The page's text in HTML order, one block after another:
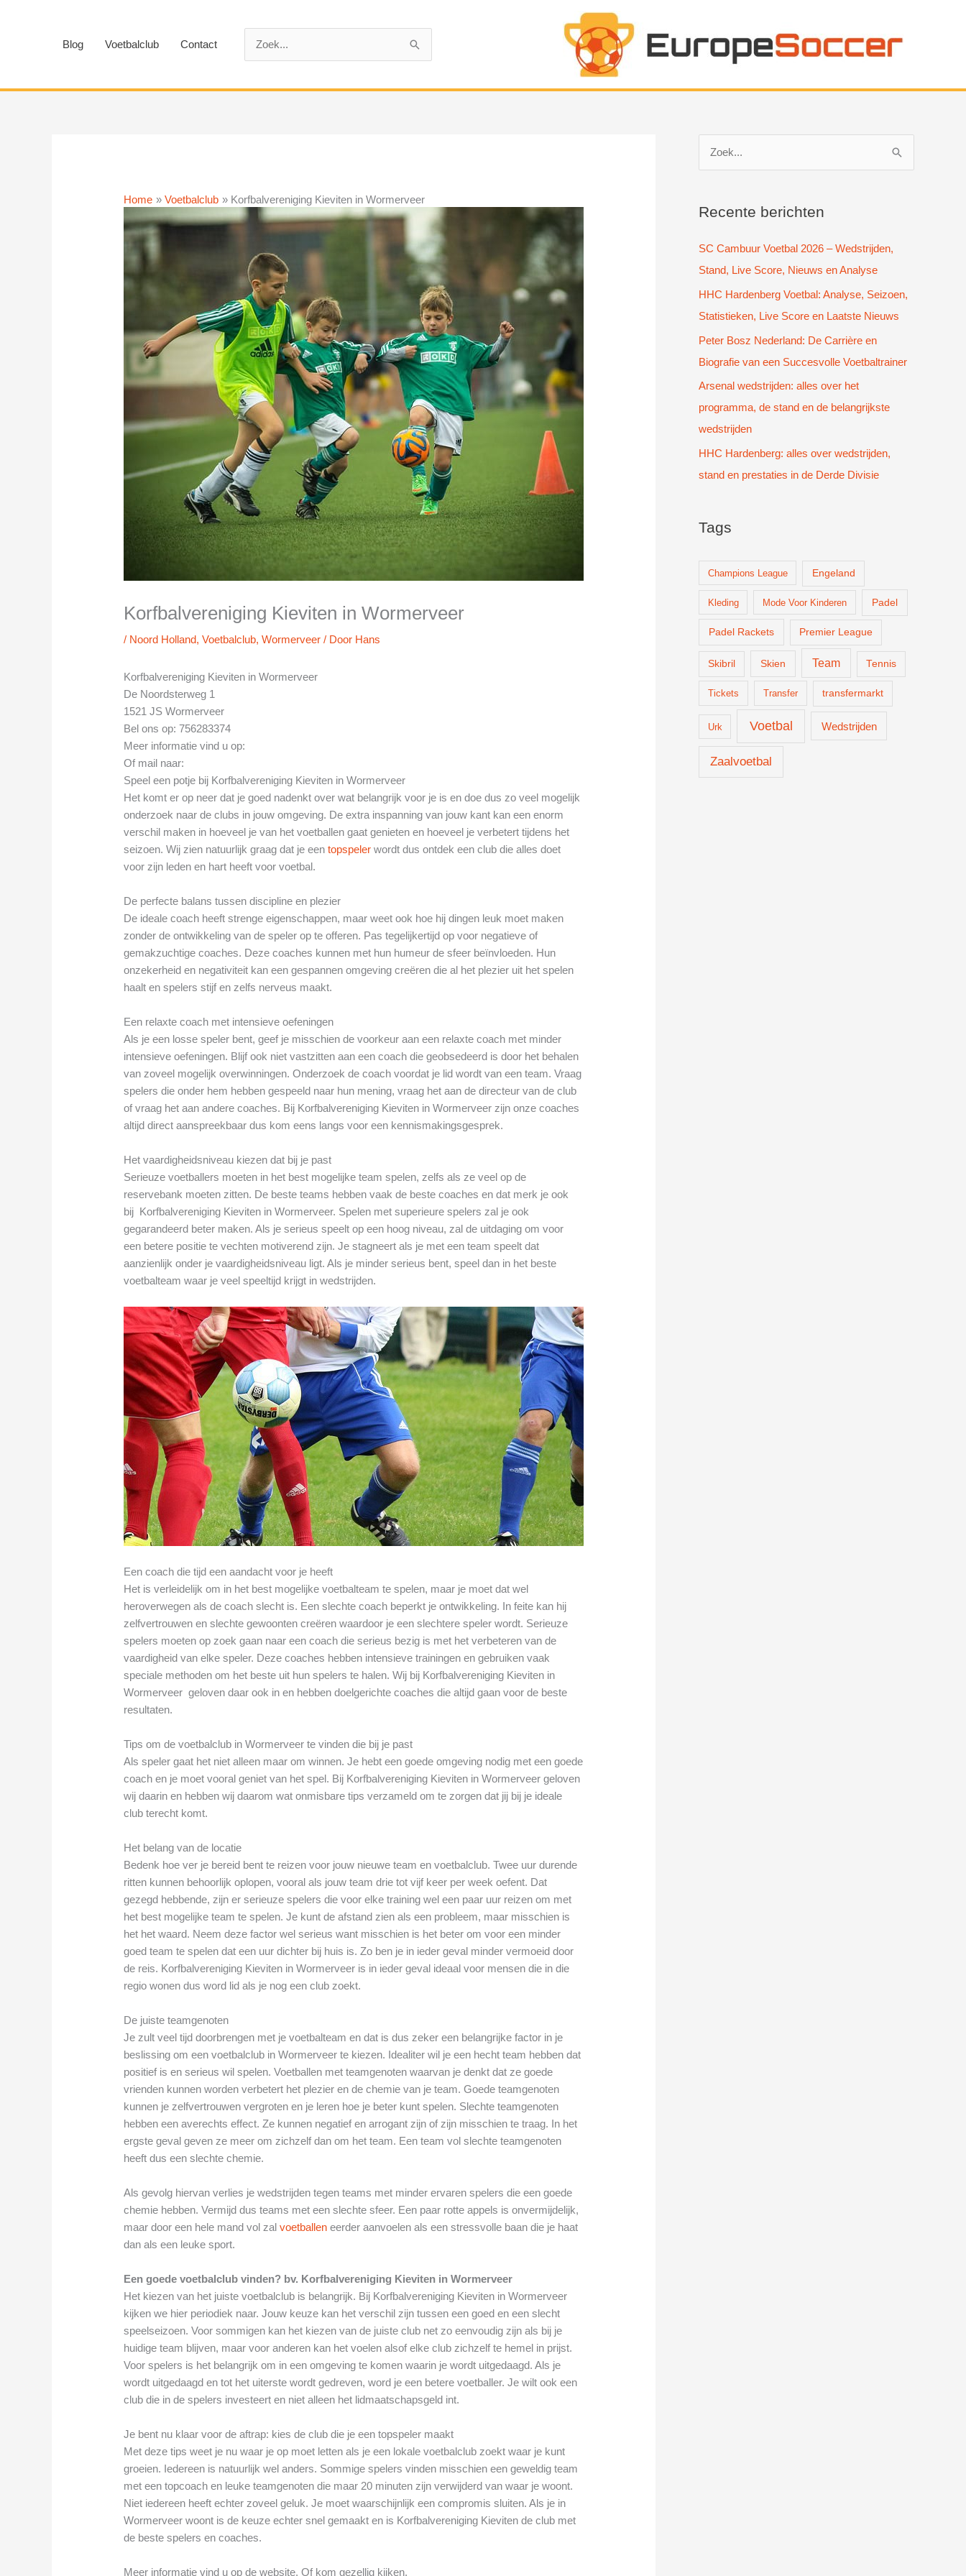
Blog Voetbalclub Contact
Home Voetbalclub Korfbalvereniging Kieviten in Wormerveer
Korfbalvereniging Kieviten in Wormerveer
/ Noord Holland,Voetbalclub,Wormerveer / Door Hans
Korfbalvereniging Kieviten in Wormerveer
De Noordsterweg 1
1521 JS Wormerveer
Bel ons op: 756283374
Meer informatie vind u op:
Of mail naar:
Speel een potje bij Korfbalvereniging Kieviten in Wormerveer
Het komt er op neer dat je goed nadenkt over wat belangrijk voor je is en doe dus zo veel mogelijk
onderzoek naar de clubs in jouw omgeving. De extra inspanning van jouw kant kan een enorm
verschil maken in hoeveel je van het voetballen gaat genieten en hoeveel je verbetert tijdens het
seizoen. Wij zien natuurlijk graag dat je eentopspeler wordt dus ontdek een club die alles doet
voor zijn leden en hart heeft voor voetbal.
De perfecte balans tussen discipline en plezier
De ideale coach heeft strenge eigenschappen, maar weet ook hoe hij dingen leuk moet maken
zonder de ontwikkeling van de speler op te offeren. Pas tegelijkertijd op voor negatieve of
gemakzuchtige coaches. Deze coaches kunnen met hun humeur de sfeer beïnvloeden. Hun
onzekerheid en negativiteit kan een gespannen omgeving creëren die al het plezier uit het spelen
haalt en spelers stijf en zelfs nerveus maakt.
Een relaxte coach met intensieve oefeningen
Als je een losse speler bent, geef je misschien de voorkeur aan een relaxte coach met minder
intensieve oefeningen. Blijf ook niet vastzitten aan een coach die geobsedeerd is door het behalen
van zoveel mogelijk overwinningen. Onderzoek de coach voordat je lid wordt van een team. Vraag
spelers die onder hem hebben gespeeld naar hun mening, vraag het aan de directeur van de club
of vraag het aan andere coaches. Bij Korfbalvereniging Kieviten in Wormerveer zijn onze coaches
altijd direct aanspreekbaar dus kom eens langs voor een kennismakingsgesprek.
Het vaardigheidsniveau kiezen dat bij je past
Serieuze voetballers moeten in het best mogelijke team spelen, zelfs als ze veel op de
reservebank moeten zitten. De beste teams hebben vaak de beste coaches en dat merk je ook
bij Korfbalvereniging Kieviten in Wormerveer. Spelen met superieure spelers zal je ook
gegarandeerd beter maken. Als je serieus speelt op een hoog niveau, zal de uitdaging om voor
een betere positie te vechten motiverend zijn. Je stagneert als je met een team speelt dat
aanzienlijk onder je vaardigheidsniveau ligt. Als je minder serieus bent, speel dan in het beste
voetbalteam waar je veel speeltijd krijgt in wedstrijden.
Een coach die tijd een aandacht voor je heeft
Het is verleidelijk om in het best mogelijke voetbalteam te spelen, maar je moet dat wel
heroverwegen als de coach slecht is. Een slechte coach beperkt je ontwikkeling. In feite kan hij
zelfvertrouwen en slechte gewoonten creëren waardoor je een slechtere speler wordt. Serieuze
spelers moeten op zoek gaan naar een coach die serieus bezig is met het verbeteren van de
vaardigheid van elke speler. Deze coaches hebben intensieve trainingen en gebruiken vaak
speciale methoden om het beste uit hun spelers te halen. Wij bij Korfbalvereniging Kieviten in
Wormerveer geloven daar ook in en hebben doelgerichte coaches die altijd gaan voor de beste
resultaten.
Tips om de voetbalclub in Wormerveer te vinden die bij je past
Als speler gaat het niet alleen maar om winnen. Je hebt een goede omgeving nodig met een goede
coach en je moet vooral geniet van het spel. Bij Korfbalvereniging Kieviten in Wormerveer geloven
wij daarin en hebben wij daarom wat onmisbare tips verzameld om te zorgen dat jij bij je ideale
club terecht komt.
Het belang van de locatie
Bedenk hoe ver je bereid bent te reizen voor jouw nieuwe team en voetbalclub. Twee uur durende
ritten kunnen behoorlijk oplopen, vooral als jouw team drie tot vijf keer per week oefent. Dat
gezegd hebbende, zijn er serieuze spelers die voor elke training wel een paar uur reizen om met
het best mogelijke team te spelen. Je kunt de afstand zien als een probleem, maar misschien is
het het waard. Neem deze factor wel serieus want misschien is het beter om voor een minder
goed team te spelen dat een uur dichter bij huis is. Zo ben je in ieder geval minder vermoeid door
de reis. Korfbalvereniging Kieviten in Wormerveer is in ieder geval ideaal voor mensen die in die
regio wonen dus word lid als je nog een club zoekt.
De juiste teamgenoten
Je zult veel tijd doorbrengen met je voetbalteam en dat is dus zeker een belangrijke factor in je
beslissing om een voetbalclub in Wormerveer te kiezen. Idealiter wil je een hecht team hebben dat
positief is en serieus wil spelen. Voetballen met teamgenoten waarvan je denkt dat ze goede
vrienden kunnen worden verbetert het plezier en de chemie van je team. Goede teamgenoten
kunnen je zelfvertrouwen vergroten en je leren hoe je beter kunt spelen. Slechte teamgenoten
hebben een averechts effect. Ze kunnen negatief en arrogant zijn of zijn misschien te traag. In het
ergste geval geven ze meer om zichzelf dan om het team. Een team vol slechte teamgenoten
heeft dus een slechte chemie.
Als gevolg hiervan verlies je wedstrijden tegen teams met minder ervaren spelers die een goede
chemie hebben. Vermijd dus teams met een slechte sfeer. Een paar rotte appels is onvermijdelijk,
maar door een hele mand vol zalvoetballen eerder aanvoelen als een stressvolle baan die je haat
dan als een leuke sport.
Een goede voetbalclub vinden? bv. Korfbalvereniging Kieviten in Wormerveer
Het kiezen van het juiste voetbalclub is belangrijk. Bij Korfbalvereniging Kieviten in Wormerveer
kijken we hier periodiek naar. Jouw keuze kan het verschil zijn tussen een goed en een slecht
speelseizoen. Voor sommigen kan het kiezen van de juiste club net zo eenvoudig zijn als bij je
huidige team blijven, maar voor anderen kan het voelen alsof elke club zichzelf te hemel in prijst.
Voor spelers is het belangrijk om in een omgeving te komen waarin je wordt uitgedaagd. Als je
wordt uitgedaagd en tot het uiterste wordt gedreven, word je een betere voetballer. Je wilt ook een
club die in de spelers investeert en niet alleen het lidmaatschapsgeld int.
Je bent nu klaar voor de aftrap: kies de club die je een topspeler maakt
Met deze tips weet je nu waar je op moet letten als je een lokale voetbalclub zoekt waar je kunt
groeien. Iedereen is natuurlijk wel anders. Sommige spelers vinden misschien een geweldig team
met een topcoach en leuke teamgenoten die maar 20 minuten zijn verwijderd van waar je woont.
Niet iedereen heeft echter zoveel geluk. Je moet waarschijnlijk een compromis sluiten. Als je in
Wormerveer woont is de keuze echter snel gemaakt en is Korfbalvereniging Kieviten de club met
de beste spelers en coaches.
Meer informatie vind u op de website. Of kom gezellig kijken.
k
a
a
r
:
Recente berichten
SC Cambuur Voetbal 2026 – Wedstrijden,
Stand, Live Score, Nieuws en Analyse
HHC Hardenberg Voetbal: Analyse, Seizoen,
Statistieken, Live Score en Laatste Nieuws
Peter Bosz Nederland: De Carrière en
Biografie van een Succesvolle Voetbaltrainer
Arsenal wedstrijden: alles over het
programma, de stand en de belangrijkste
wedstrijden
HHC Hardenberg: alles over wedstrijden,
stand en prestaties in de Derde Divisie
Tags
Champions League Engeland
Kleding Mode Voor Kinderen Padel
Padel Rackets Premier League
Skibril Skien Team Tennis
Tickets Transfer transfermarkt
Urk Voetbal Wedstrijden
Zaalvoetbal